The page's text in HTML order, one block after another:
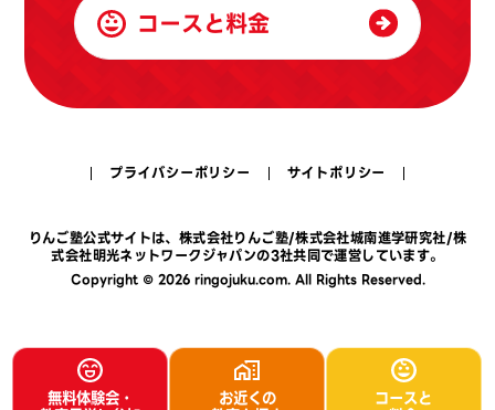
無料体験会・ お近くの コースと
コースと料金
プライバシーポリシー サイトポリシー
りんご塾公式サイトは、 株式会社りんご塾/株式会社城南進学研究社/株
式会社明光ネットワークジャパンの3社共同で運営しています。
Copyright © 2026 ringojuku.com. All Rights Reserved.